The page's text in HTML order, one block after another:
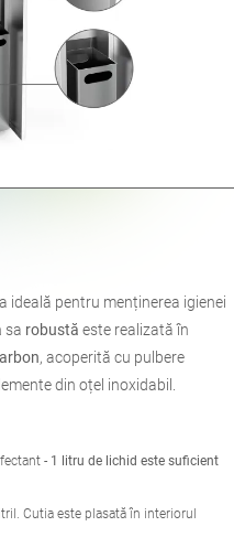
ideală pentru menținerea igienei
sa robustă este realizată în
, acoperită cu pulbere
din oțel inoxidabil.
- 1 litru de lichid este suficient
Cutia este plasată în interiorul